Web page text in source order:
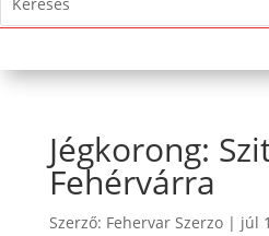
Jégkorong:
Fehérvárra
Szerző: Fehervar Szerzo| júl